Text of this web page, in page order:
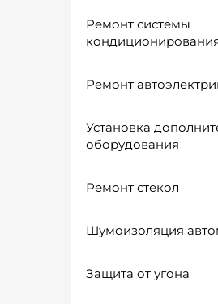
Ремонт системы
Ремонт
Установка
оборудования
Ремонт стекол
Шумоизоляция
Защита от угона